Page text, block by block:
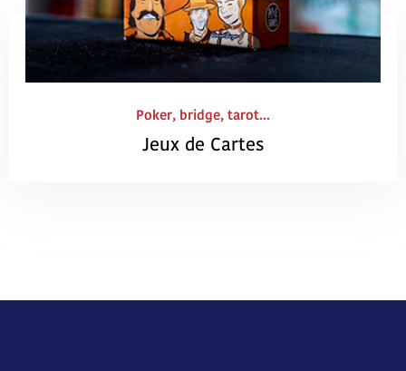
Poker, bridge, tarot...
Jeux de Cartes